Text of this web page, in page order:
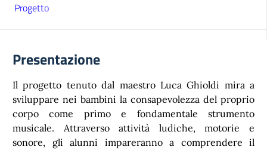
Progetto
Presentazione
Il progetto tenuto dal maestro Luca Ghioldi mira a
sviluppare nei bambini la consapevolezza del proprio
corpo come primo e fondamentale strumento
musicale. Attraverso attività ludiche, motorie e
sonore, gli alunni impareranno a comprendere il